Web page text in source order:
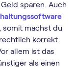
sparen. Auch
somit machst du
korrekt
allem ist das
als einen